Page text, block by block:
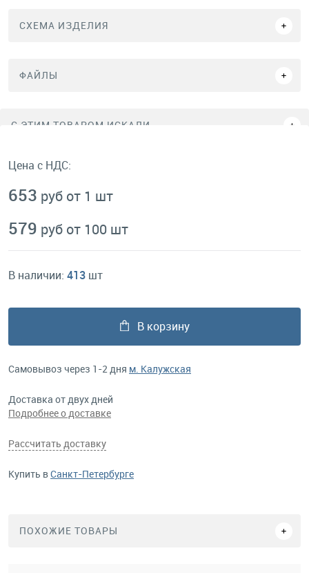
СХЕМА ИЗДЕЛИЯ
ФАЙЛЫ
C ЭТИМ ТОВАРОМ ИСКАЛИ
Цена с НДС:
653 руб от 1 шт
579 руб от 100 шт
В наличии: 413 шт
В корзину
Самовывоз через 1-2 дня м. Калужская
Доставка от двух дней
Подробнее о доставке
Рассчитать доставку
Купить вСанкт-Петербурге
ПОХОЖИЕ ТОВАРЫ